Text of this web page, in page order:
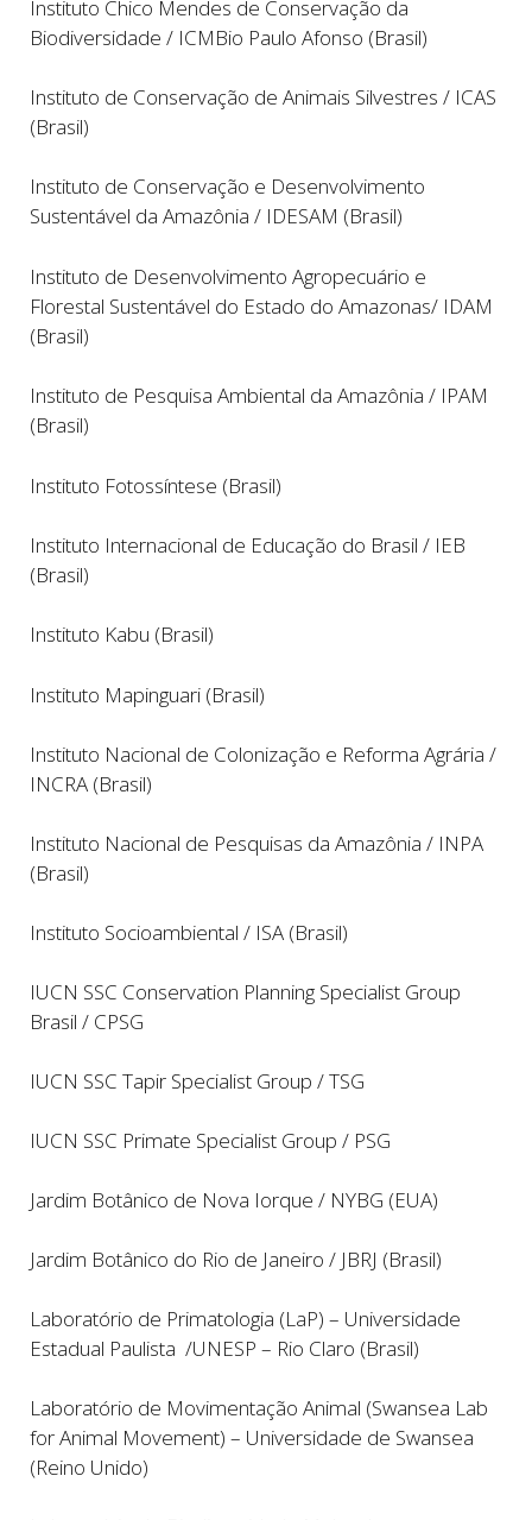
Instituto Chico Mendes de Conservação da
Biodiversidade / ICMBio Paulo Afonso (Brasil)
Instituto de Conservação de Animais Silvestres / ICAS
(Brasil)
Instituto de Conservação e Desenvolvimento
Sustentável da Amazônia / IDESAM (Brasil)
Instituto de Desenvolvimento Agropecuário e
Florestal Sustentável do Estado do Amazonas/ IDAM
(Brasil)
Instituto de Pesquisa Ambiental da Amazônia / IPAM
(Brasil)
Instituto Fotossíntese (Brasil)
Instituto Internacional de Educação do Brasil / IEB
(Brasil)
Instituto Kabu (Brasil)
Instituto Mapinguari (Brasil)
Instituto Nacional de Colonização e Reforma Agrária /
INCRA (Brasil)
Instituto Nacional de Pesquisas da Amazônia / INPA
(Brasil)
Instituto Socioambiental / ISA (Brasil)
IUCN SSC Conservation Planning Specialist Group
Brasil / CPSG
IUCN SSC Tapir Specialist Group / TSG
IUCN SSC Primate Specialist Group / PSG
Jardim Botânico de Nova Iorque / NYBG (EUA)
Jardim Botânico do Rio de Janeiro / JBRJ (Brasil)
Laboratório de Primatologia (LaP) – Universidade
Estadual Paulista /UNESP – Rio Claro (Brasil)
Laboratório de Movimentação Animal (Swansea Lab
for Animal Movement) – Universidade de Swansea
(Reino Unido)